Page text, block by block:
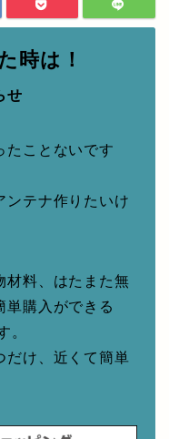
時は！
せ
たことないです
ンテナ作りたいけ
材料、はたまた無
単購入ができる
。
だけ、近くて簡単